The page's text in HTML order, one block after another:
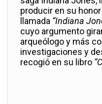
producir en su
llamada “Indiana
cuyo argumento
arqueólogo y más
investigaciones y
recogió en su libro